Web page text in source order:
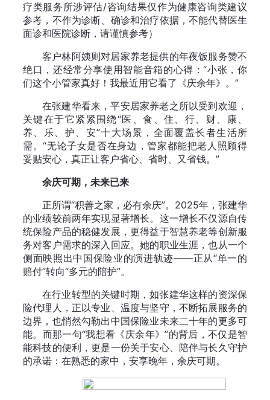
疗类服务所涉评估/咨询结果仅作为健康咨询类建议
参考，不作为诊断、确诊和治疗依据，不能代替医生
面诊和医院诊断，请谨慎参考）
客户林阿姨则对居家养老提供的年夜饭服务赞不
绝口，还经常分享使用智能音箱的心得：“小张，你
们这个小管家真好！我最近用它看了《庆余年》。”
在张建华看来，平安居家养老之所以受到欢迎，
关键在于它紧紧围绕“医、食、住、行、财、康、
养、乐、护、安”十大场景，全面覆盖长者生活所
需。“无论子女是否在身边，管家都能把老人照顾得
妥贴安心，真正让客户省心、省时、又省钱。”
余庆可期，未来已来
正所谓“积善之家，必有余庆”。2025年，张建华
的业绩较前两年实现显著增长。这一增长不仅源自传
统保险产品的稳健发展，更得益于智慧养老等创新服
务对客户需求的深入回应。她的职业生涯，也从一个
侧面映照出中国保险业的演进轨迹——正从“单一的
赔付”转向“多元的陪护”。
在行业转型的关键时期，如张建华这样的资深保
险代理人，正以专业、温度与坚守，不断拓展服务的
边界，也悄然勾勒出中国保险业未来二十年的更多可
能。而那一句“我想看《庆余年》”的背后，不仅是智
能科技的便利，更是一份关于安心、陪伴与长久守护
的承诺：在熟悉的家中，安享晚年，余庆可期。